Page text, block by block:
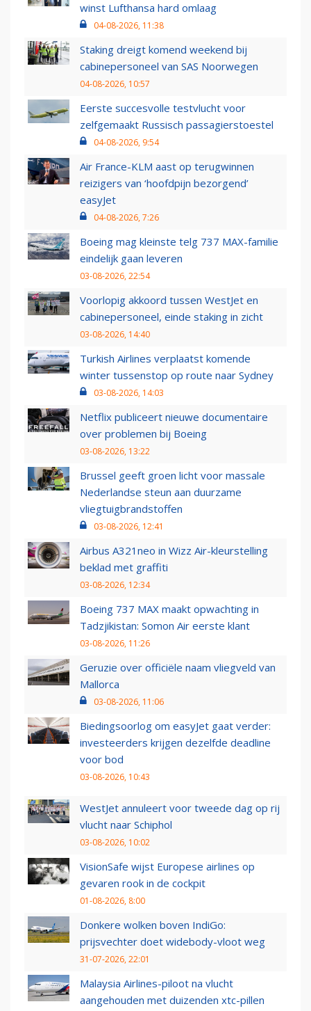
winst Lufthansa hard omlaag
04-08-2026, 11:38
Staking dreigt komend weekend bij
cabinepersoneel van SAS Noorwegen
04-08-2026, 10:57
Eerste succesvolle testvlucht voor
zelfgemaakt Russisch passagierstoestel
04-08-2026, 9:54
Air France-KLM aast op terugwinnen
reizigers van ‘hoofdpijn bezorgend’
easyJet
04-08-2026, 7:26
Boeing mag kleinste telg 737 MAX-familie
eindelijk gaan leveren
03-08-2026, 22:54
Voorlopig akkoord tussen WestJet en
cabinepersoneel, einde staking in zicht
03-08-2026, 14:40
Turkish Airlines verplaatst komende
winter tussenstop op route naar Sydney
03-08-2026, 14:03
Netflix publiceert nieuwe documentaire
over problemen bij Boeing
03-08-2026, 13:22
Brussel geeft groen licht voor massale
Nederlandse steun aan duurzame
vliegtuigbrandstoffen
03-08-2026, 12:41
Airbus A321neo in Wizz Air-kleurstelling
beklad met graffiti
03-08-2026, 12:34
Boeing 737 MAX maakt opwachting in
Tadzjikistan: Somon Air eerste klant
03-08-2026, 11:26
Geruzie over officiële naam vliegveld van
Mallorca
03-08-2026, 11:06
Biedingsoorlog om easyJet gaat verder:
investeerders krijgen dezelfde deadline
voor bod
03-08-2026, 10:43
WestJet annuleert voor tweede dag op rij
vlucht naar Schiphol
03-08-2026, 10:02
VisionSafe wijst Europese airlines op
gevaren rook in de cockpit
01-08-2026, 8:00
Donkere wolken boven IndiGo:
prijsvechter doet widebody-vloot weg
31-07-2026, 22:01
Malaysia Airlines-piloot na vlucht
aangehouden met duizenden xtc-pillen